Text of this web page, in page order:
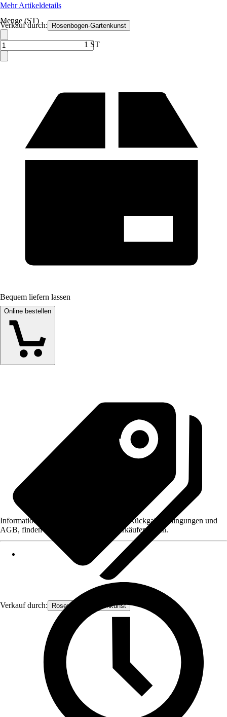
Verkauf durch: Rosenbogen-Gartenkunst
Mehr Artikeldetails
Menge (ST)
1 ST
Bequem liefern lassen
Online bestellen
Verkauf durch: Rosenbogen-Gartenkunst
Informationen des Verkäufers, wie z. B. Rückgabebedingungen und
AGB, finden Sie bei Klick auf den Verkäufernamen.